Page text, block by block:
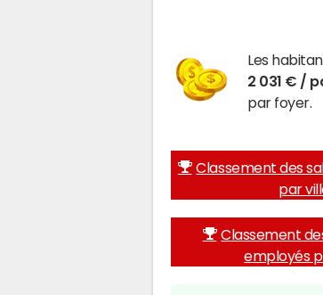
Les
2 031 € /
par foyer.
Classement des
par
Classement
employés